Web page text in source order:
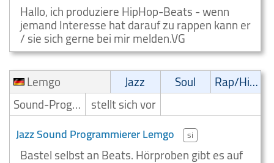
Hallo, ich produziere HipHop-Beats - wenn
jemand Interesse hat darauf zu rappen kann er
/ sie sich gerne bei mir melden.VG
Lemgo
Jazz Soul
Rap/Hip-Hop/RnB
Sound-Programmierer stellt sich vor
Jazz Sound Programmierer Lemgo si
Bastel selbst an Beats. Hörproben gibt es auf